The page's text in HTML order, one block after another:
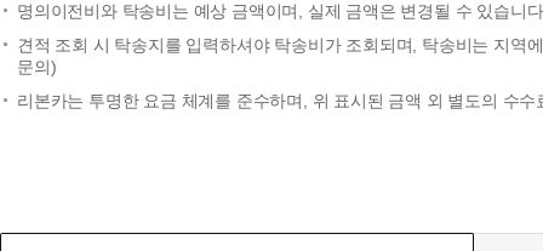
명의이전비와 탁송비는 예상 금액이며, 실제 금액은 변경될 수 있습니
견적 조회 시 탁송지를 입력하셔야 탁송비가 조회되며, 탁송비는 지역
문의)
리본카는 투명한 요금 체계를 준수하며, 위 표시된 금액 외 별도의 수